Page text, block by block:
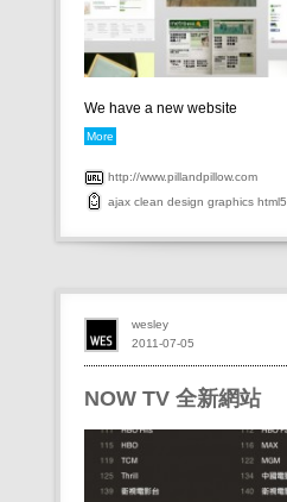
We have a new website
More
http://www.pillandpillow.com
ajax clean design graphics html5
NOW TV 全新網站
2011-07-05
wesley